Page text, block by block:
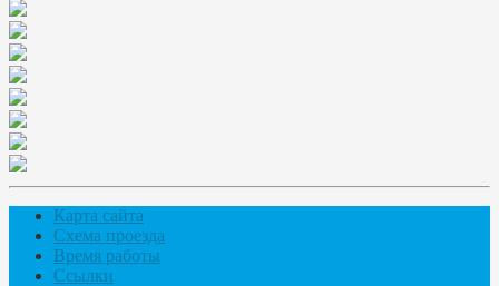
Карта сайта
Схема проезда
Время работы
Ссылки